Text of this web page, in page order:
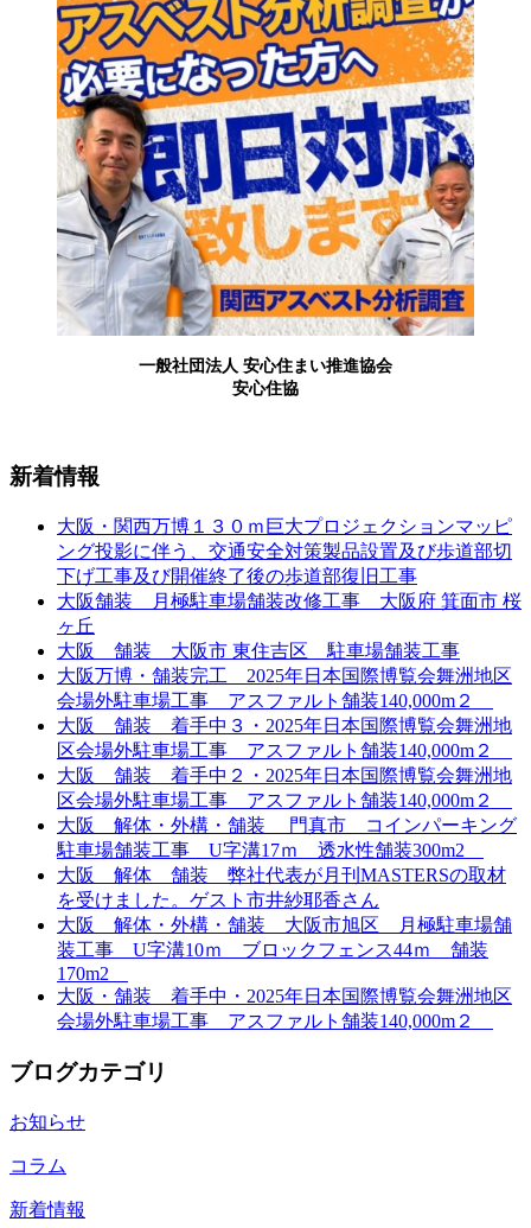
一般社団法人 安心住まい推進協会
安心住協
新着情報
大阪・関西万博１３０ｍ巨大プロジェクションマッピ
ング投影に伴う、交通安全対策製品設置及び歩道部切
下げ工事及び開催終了後の歩道部復旧工事
大阪舗装 月極駐車場舗装改修工事 大阪府 箕面市 桜
ヶ丘
大阪 舗装 大阪市 東住吉区 駐車場舗装工事
大阪万博・舗装完工 2025年日本国際博覧会舞洲地区
会場外駐車場工事 アスファルト舗装140,000m２
大阪 舗装 着手中３・2025年日本国際博覧会舞洲地
区会場外駐車場工事 アスファルト舗装140,000m２
大阪 舗装 着手中２・2025年日本国際博覧会舞洲地
区会場外駐車場工事 アスファルト舗装140,000m２
大阪 解体・外構・舗装 門真市 コインパーキング
駐車場舗装工事 U字溝17ｍ 透水性舗装300m2
大阪 解体 舗装 弊社代表が月刊MASTERSの取材
を受けました。ゲスト市井紗耶香さん
大阪 解体・外構・舗装 大阪市旭区 月極駐車場舗
装工事 U字溝10ｍ ブロックフェンス44ｍ 舗装
170m2
大阪・舗装 着手中・2025年日本国際博覧会舞洲地区
会場外駐車場工事 アスファルト舗装140,000m２
ブログカテゴリ
お知らせ
コラム
新着情報